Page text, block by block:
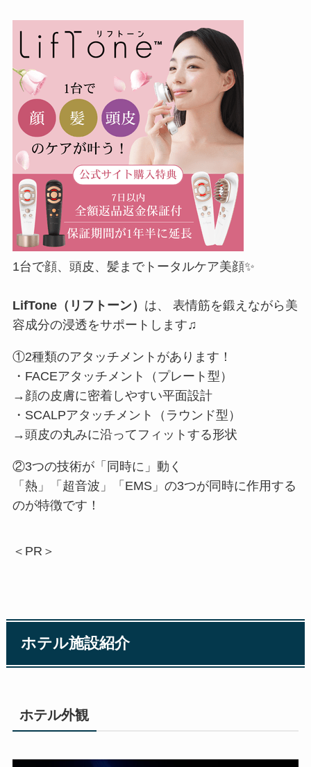
1台で顔、頭皮、髪までトータルケア美顔✨
LifTone（リフトーン） は、 表情筋を鍛えながら美
容成分の浸透をサポートします♫
①2種類のアタッチメントがあります！
・FACEアタッチメント（プレート型）
→顔の皮膚に密着しやすい平面設計
・SCALPアタッチメント（ラウンド型）
→頭皮の丸みに沿ってフィットする形状
②3つの技術が「同時に」動く
「熱」「超音波」「EMS」の3つが同時に作用する
のが特徴です！
＜PR＞
ホテル施設紹介
ホテル外観